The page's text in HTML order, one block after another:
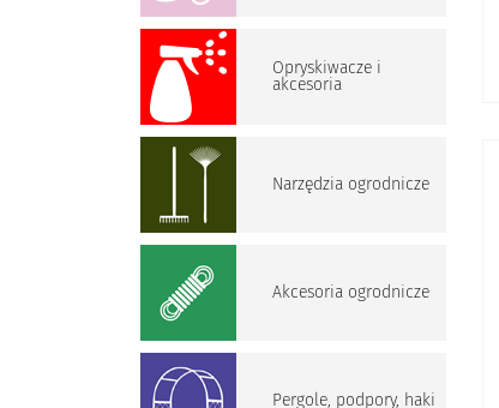
Opryskiwacze i
akcesoria
Narzędzia ogrodnicze
Akcesoria ogrodnicze
Pergole, podpory, haki